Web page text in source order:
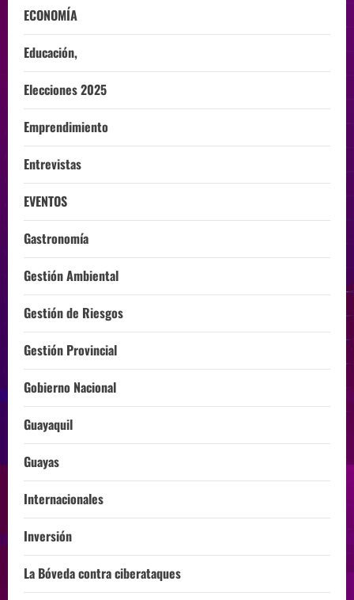
ECONOMÍA
Educación,
Elecciones 2025
Emprendimiento
Entrevistas
EVENTOS
Gastronomía
Gestión Ambiental
Gestión de Riesgos
Gestión Provincial
Gobierno Nacional
Guayaquil
Guayas
Internacionales
Inversión
La Bóveda contra ciberataques